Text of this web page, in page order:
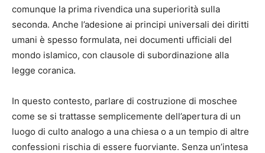
comunque la prima rivendica una superiorità sulla
seconda. Anche l’adesione ai principi universali dei diritti
umani è spesso formulata, nei documenti ufficiali del
mondo islamico, con clausole di subordinazione alla
legge coranica.
In questo contesto, parlare di costruzione di moschee
come se si trattasse semplicemente dell’apertura di un
luogo di culto analogo a una chiesa o a un tempio di altre
confessioni rischia di essere fuorviante. Senza un’intesa